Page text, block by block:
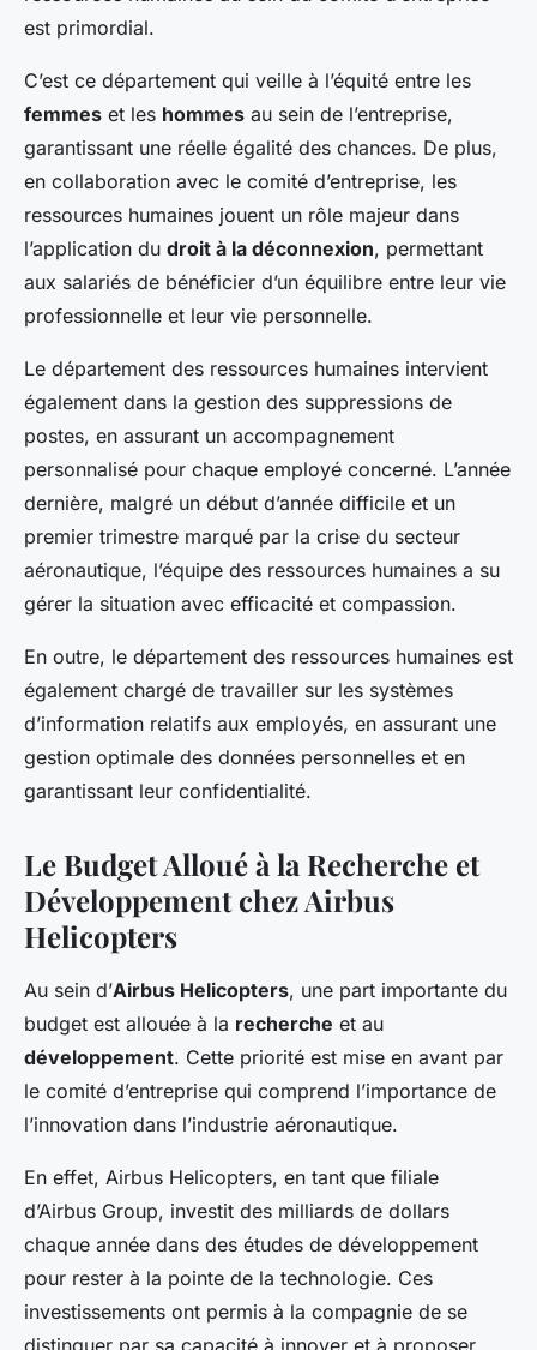
est primordial.
C’est ce département qui veille à l’équité entre les
femmes et les hommes au sein de l’entreprise,
garantissant une réelle égalité des chances. De plus,
en collaboration avec le comité d’entreprise, les
ressources humaines jouent un rôle majeur dans
l’application du droit à la déconnexion, permettant
aux salariés de bénéficier d’un équilibre entre leur vie
professionnelle et leur vie personnelle.
Le département des ressources humaines intervient
également dans la gestion des suppressions de
postes, en assurant un accompagnement
personnalisé pour chaque employé concerné. L’année
dernière, malgré un début d’année difficile et un
premier trimestre marqué par la crise du secteur
aéronautique, l’équipe des ressources humaines a su
gérer la situation avec efficacité et compassion.
En outre, le département des ressources humaines est
également chargé de travailler sur les systèmes
d’information relatifs aux employés, en assurant une
gestion optimale des données personnelles et en
garantissant leur confidentialité.
Le Budget Alloué à la Recherche et
Développement chez Airbus
Helicopters
Au sein d’Airbus Helicopters, une part importante du
budget est allouée à la recherche et au
développement. Cette priorité est mise en avant par
le comité d’entreprise qui comprend l’importance de
l’innovation dans l’industrie aéronautique.
En effet, Airbus Helicopters, en tant que filiale
d’Airbus Group, investit des milliards de dollars
chaque année dans des études de développement
pour rester à la pointe de la technologie. Ces
investissements ont permis à la compagnie de se
distinguer par sa capacité à innover et à proposer